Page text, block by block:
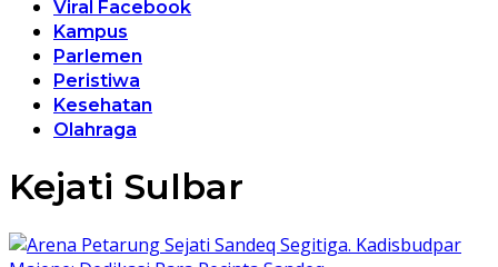
Viral Facebook
Kampus
Parlemen
Peristiwa
Kesehatan
Olahraga
Kejati Sulbar